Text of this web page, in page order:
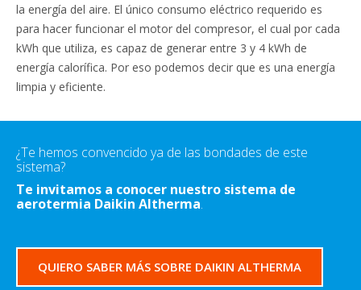
la energía del aire. El único consumo eléctrico requerido es
para hacer funcionar el motor del compresor, el cual por cada
kWh que utiliza, es capaz de generar entre 3 y 4 kWh de
energía calorífica. Por eso podemos decir que es una energía
limpia y eficiente.
¿Te hemos convencido ya de las bondades de este
sistema?
Te invitamos a conocer nuestro sistema de
aerotermia Daikin Altherma.
QUIERO SABER MÁS SOBRE DAIKIN ALTHERMA